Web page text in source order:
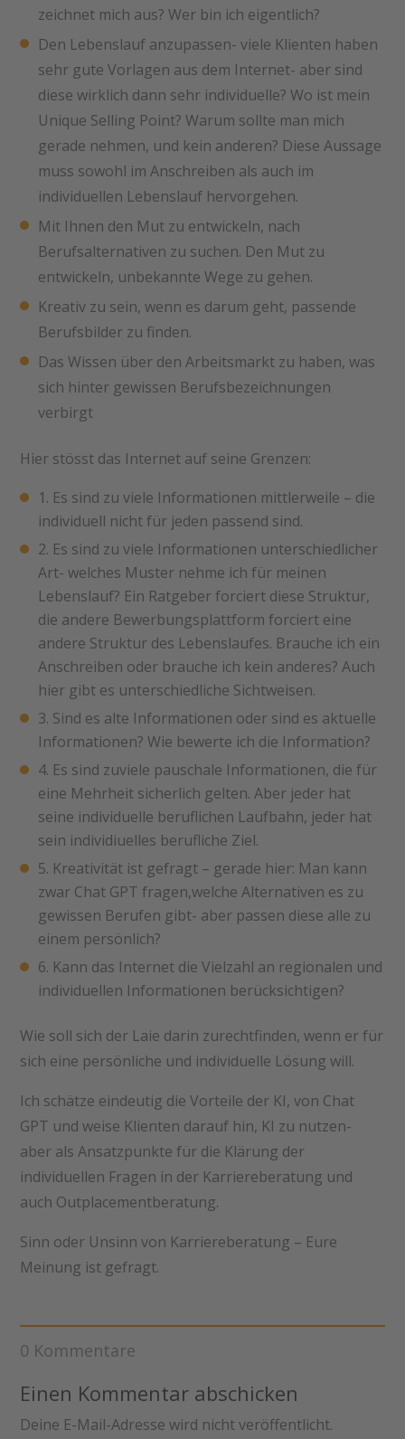
zeichnet mich aus? Wer bin ich eigentlich?
Den Lebenslauf anzupassen- viele Klienten haben
sehr gute Vorlagen aus dem Internet- aber sind
diese wirklich dann sehr individuelle? Wo ist mein
Unique Selling Point? Warum sollte man mich
gerade nehmen, und kein anderen? Diese Aussage
muss sowohl im Anschreiben als auch im
individuellen Lebenslauf hervorgehen.
Mit Ihnen den Mut zu entwickeln, nach
Berufsalternativen zu suchen. Den Mut zu
entwickeln, unbekannte Wege zu gehen.
Kreativ zu sein, wenn es darum geht, passende
Berufsbilder zu finden.
Das Wissen über den Arbeitsmarkt zu haben, was
sich hinter gewissen Berufsbezeichnungen
verbirgt
Hier stösst das Internet auf seine Grenzen:
Es sind zu viele Informationen mittlerweile – die
individuell nicht für jeden passend sind.
Es sind zu viele Informationen unterschiedlicher
Art- welches Muster nehme ich für meinen
Lebenslauf? Ein Ratgeber forciert diese Struktur,
die andere Bewerbungsplattform forciert eine
andere Struktur des Lebenslaufes. Brauche ich ein
Anschreiben oder brauche ich kein anderes? Auch
hier gibt es unterschiedliche Sichtweisen.
Sind es alte Informationen oder sind es aktuelle
Informationen? Wie bewerte ich die Information?
Es sind zuviele pauschale Informationen, die für
eine Mehrheit sicherlich gelten. Aber jeder hat
seine individuelle beruflichen Laufbahn, jeder hat
sein individiuelles berufliche Ziel.
Kreativität ist gefragt – gerade hier: Man kann
zwar Chat GPT fragen,welche Alternativen es zu
gewissen Berufen gibt- aber passen diese alle zu
einem persönlich?
Kann das Internet die Vielzahl an regionalen und
individuellen Informationen berücksichtigen?
Wie soll sich der Laie darin zurechtfinden, wenn er für
sich eine persönliche und individuelle Lösung will.
Ich schätze eindeutig die Vorteile der KI, von Chat
GPT und weise Klienten darauf hin, KI zu nutzen-
aber als Ansatzpunkte für die Klärung der
individuellen Fragen in der Karriereberatung und
auch Outplacementberatung.
Sinn oder Unsinn von Karriereberatung – Eure
Meinung ist gefragt.
0 Kommentare
Einen Kommentar abschicken
Deine E-Mail-Adresse wird nicht veröffentlicht.